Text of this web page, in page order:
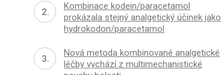
Kombinace kodein/paracetamol
prokázala stejný analgetický účinek jako
hydrokodon/paracetamol
Nová metoda kombinované analgetické
léčby vychází z multimechanistické